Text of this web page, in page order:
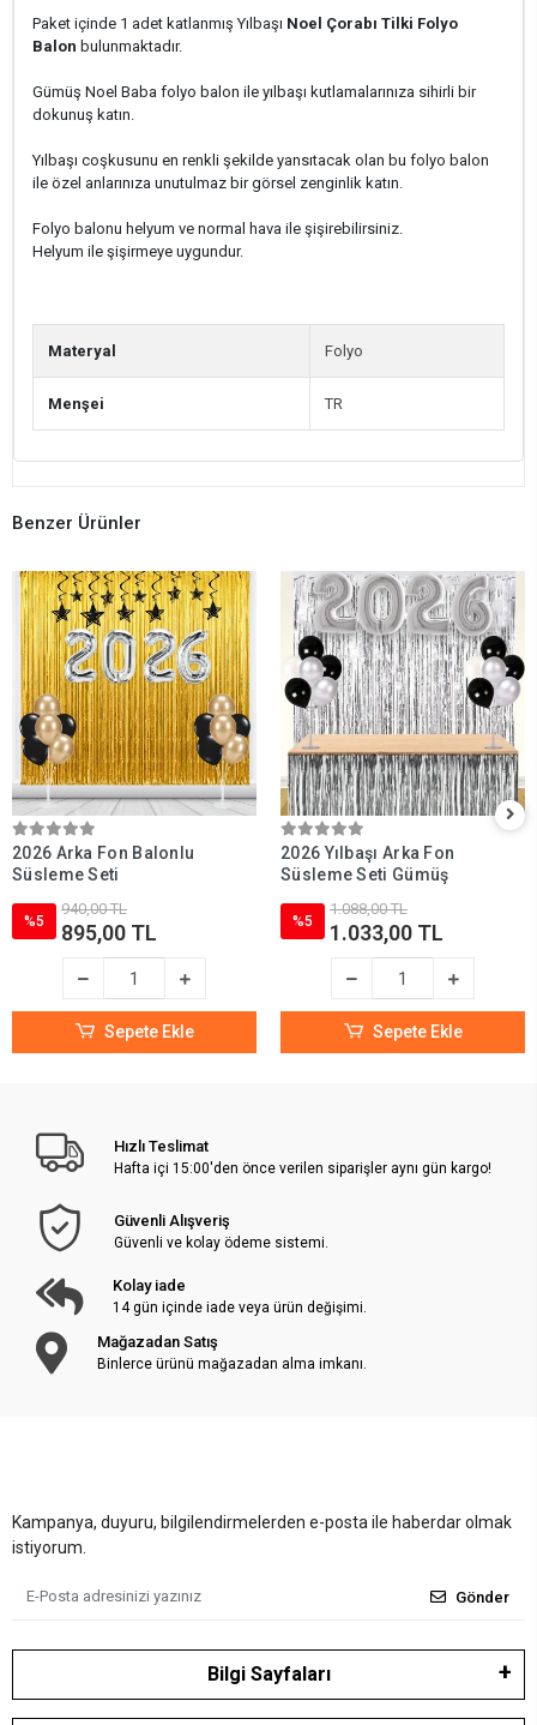
Paket içinde 1 adet katlanmış Yılbaşı Noel Çorabı Tilki Folyo
Balon bulunmaktadır.
Gümüş Noel Baba folyo balon ile yılbaşı kutlamalarınıza sihirli bir
dokunuş katın.
Yılbaşı coşkusunu en renkli şekilde yansıtacak olan bu folyo balon
ile özel anlarınıza unutulmaz bir görsel zenginlik katın.
Folyo balonu helyum ve normal hava ile şişirebilirsiniz.
Helyum ile şişirmeye uygundur.
Materyal Folyo
Menşei TR
Benzer Ürünler
2026 Arka Fon Balonlu
Süsleme Seti
%5
940,00 TL
895,00 TL
Sepete Ekle
2026 Yılbaşı Arka Fon
Süsleme Seti Gümüş
%5
1.088,00 TL
1.033,00 TL
Sepete Ekle
Hızlı Teslimat
Hafta içi 15:00'den önce verilen siparişler aynı gün kargo!
Güvenli Alışveriş
Güvenli ve kolay ödeme sistemi.
Kolay iade
14 gün içinde iade veya ürün değişimi.
Mağazadan Satış
Binlerce ürünü mağazadan alma imkanı.
Kampanya, duyuru, bilgilendirmelerden e-posta ile haberdar olmak
istiyorum.
Gönder
Bilgi Sayfaları